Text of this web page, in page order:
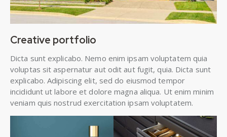
Creative portfolio
Dicta sunt explicabo. Nemo enim ipsam voluptatem quia
voluptas sit aspernatur aut odit aut fugit, quia. Dicta sunt
explicabo. Adipiscing elit, sed do eiusmod tempor
incididunt ut labore et dolore magna aliqua. Ut enim minim
veniam quis nostrud exercitation ipsam voluptatem.